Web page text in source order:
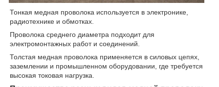
Тонкая медная проволока используется в электронике,
радиотехнике и обмотках.
Проволока среднего диаметра подходит для
электромонтажных работ и соединений.
Толстая медная проволока применяется в силовых цепях,
заземлении и промышленном оборудовании, где требуется
высокая токовая нагрузка.